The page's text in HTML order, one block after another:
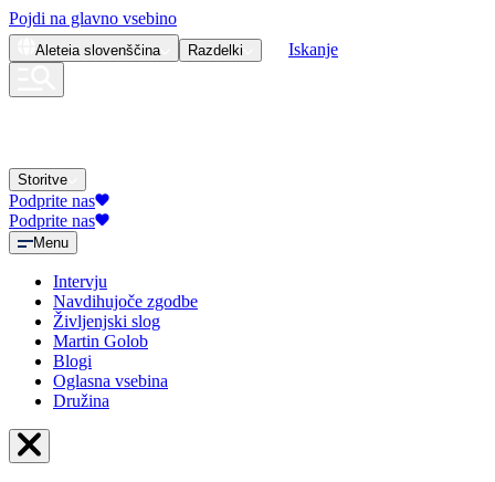
Pojdi na glavno vsebino
Aleteia slovenščina Razdelki Iskanje
Storitve
Podprite nas
Podprite nas
Menu
Intervju
Navdihujoče zgodbe
Življenjski slog
Martin Golob
Blogi
Oglasna vsebina
Družina